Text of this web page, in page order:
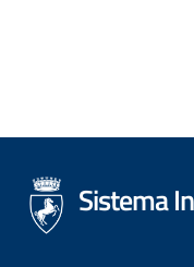
Sistema